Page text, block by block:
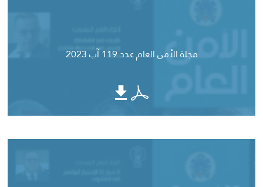
مجلة الأمن العام عدد 119 آب 2023